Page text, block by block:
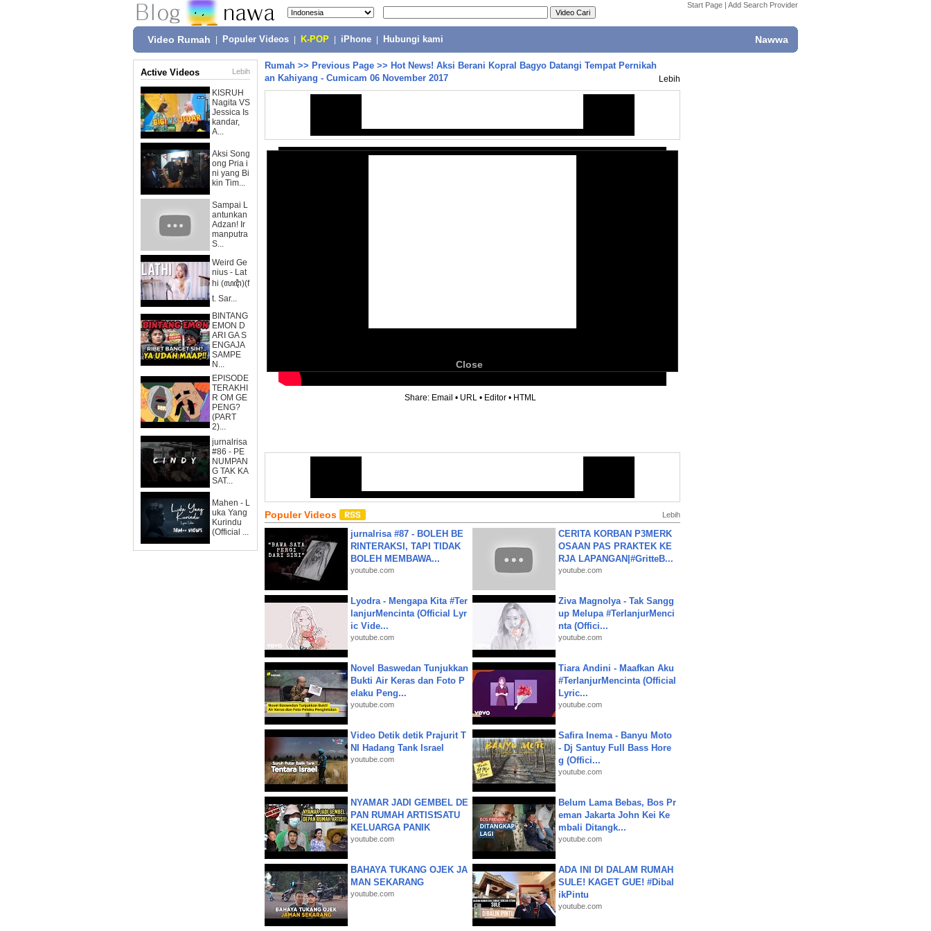
Start Page | Add Search Provider
Video Rumah Populer Videos K-POP iPhone Hubungi kami Nawwa
Active Videos Lebih
KISRUH
Nagita VS
Jessica Is
kandar,
A...
Aksi Song
ong Pria i
ni yang Bi
kin Tim...
Sampai L
antunkan
Adzan! Ir
manputra
S...
Weird Ge
nius - Lat
hi (ꦭꦛꦶ)(f
t. Sar...
BINTANG
EMON D
ARI GA S
ENGAJA
SAMPE
N...
EPISODE
TERAKHI
R OM GE
PENG?
(PART
2)...
jurnalrisa
#86 - PE
NUMPAN
G TAK KA
SAT...
Mahen - L
uka Yang
Kurindu
(Official ...
Rumah >> Previous Page >> Hot News! Aksi Berani Kopral Bagyo Datangi Tempat Pernikah
an Kahiyang - Cumicam 06 November 2017
Lebih
Close
Share: Email • URL • Editor • HTML
Populer Videos Lebih
jurnalrisa #87 - BOLEH BE
RINTERAKSI, TAPI TIDAK
BOLEH MEMBAWA...
youtube.com
CERITA KORBAN P3MERK
OSAAN PAS PRAKTEK KE
RJA LAPANGAN|#GritteB...
youtube.com
Lyodra - Mengapa Kita #Ter
lanjurMencinta (Official Lyr
ic Vide...
youtube.com
Ziva Magnolya - Tak Sangg
up Melupa #TerlanjurMenci
nta (Offici...
youtube.com
Novel Baswedan Tunjukkan
Bukti Air Keras dan Foto P
elaku Peng...
youtube.com
Tiara Andini - Maafkan Aku
#TerlanjurMencinta (Official
Lyric...
youtube.com
Video Detik detik Prajurit T
NI Hadang Tank Israel
youtube.com
Safira Inema - Banyu Moto
- Dj Santuy Full Bass Hore
g (Offici...
youtube.com
NYAMAR JADI GEMBEL DE
PAN RUMAH ARTIS❗SATU
KELUARGA PANIK
youtube.com
Belum Lama Bebas, Bos Pr
eman Jakarta John Kei Ke
mbali Ditangk...
youtube.com
BAHAYA TUKANG OJEK JA
MAN SEKARANG
youtube.com
ADA INI DI DALAM RUMAH
SULE! KAGET GUE! #Dibal
ikPintu
youtube.com